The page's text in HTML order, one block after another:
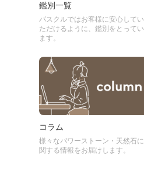
鑑別一覧
パスクルではお客様に安心してい
ただけるように、鑑別をとってい
ます。
コラム
様々なパワーストーン・天然石に
関する情報をお届けします。